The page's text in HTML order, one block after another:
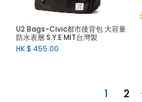
U2 Bags-Civic都市後背包 大容量
防水表層 S.Y.E MIT台灣製
HK $ 455.00
1 2